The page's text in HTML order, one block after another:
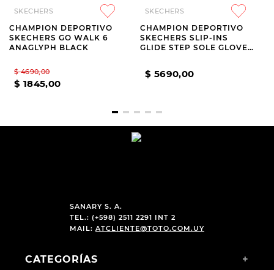
SKECHERS
CHAMPION DEPORTIVO
SKECHERS GO WALK 6
ANAGLYPH BLACK
$ 4690,00
$ 1845,00
SKECHERS
CHAMPION DEPORTIVO
SKECHERS SLIP-INS
GLIDE STEP SOLE GLOVER
$ 5690,00
SANARY S. A.
TEL.: (+598) 2511 2291 INT 2
MAIL: ATCLIENTE@TOTO.COM.UY
CATEGORÍAS +